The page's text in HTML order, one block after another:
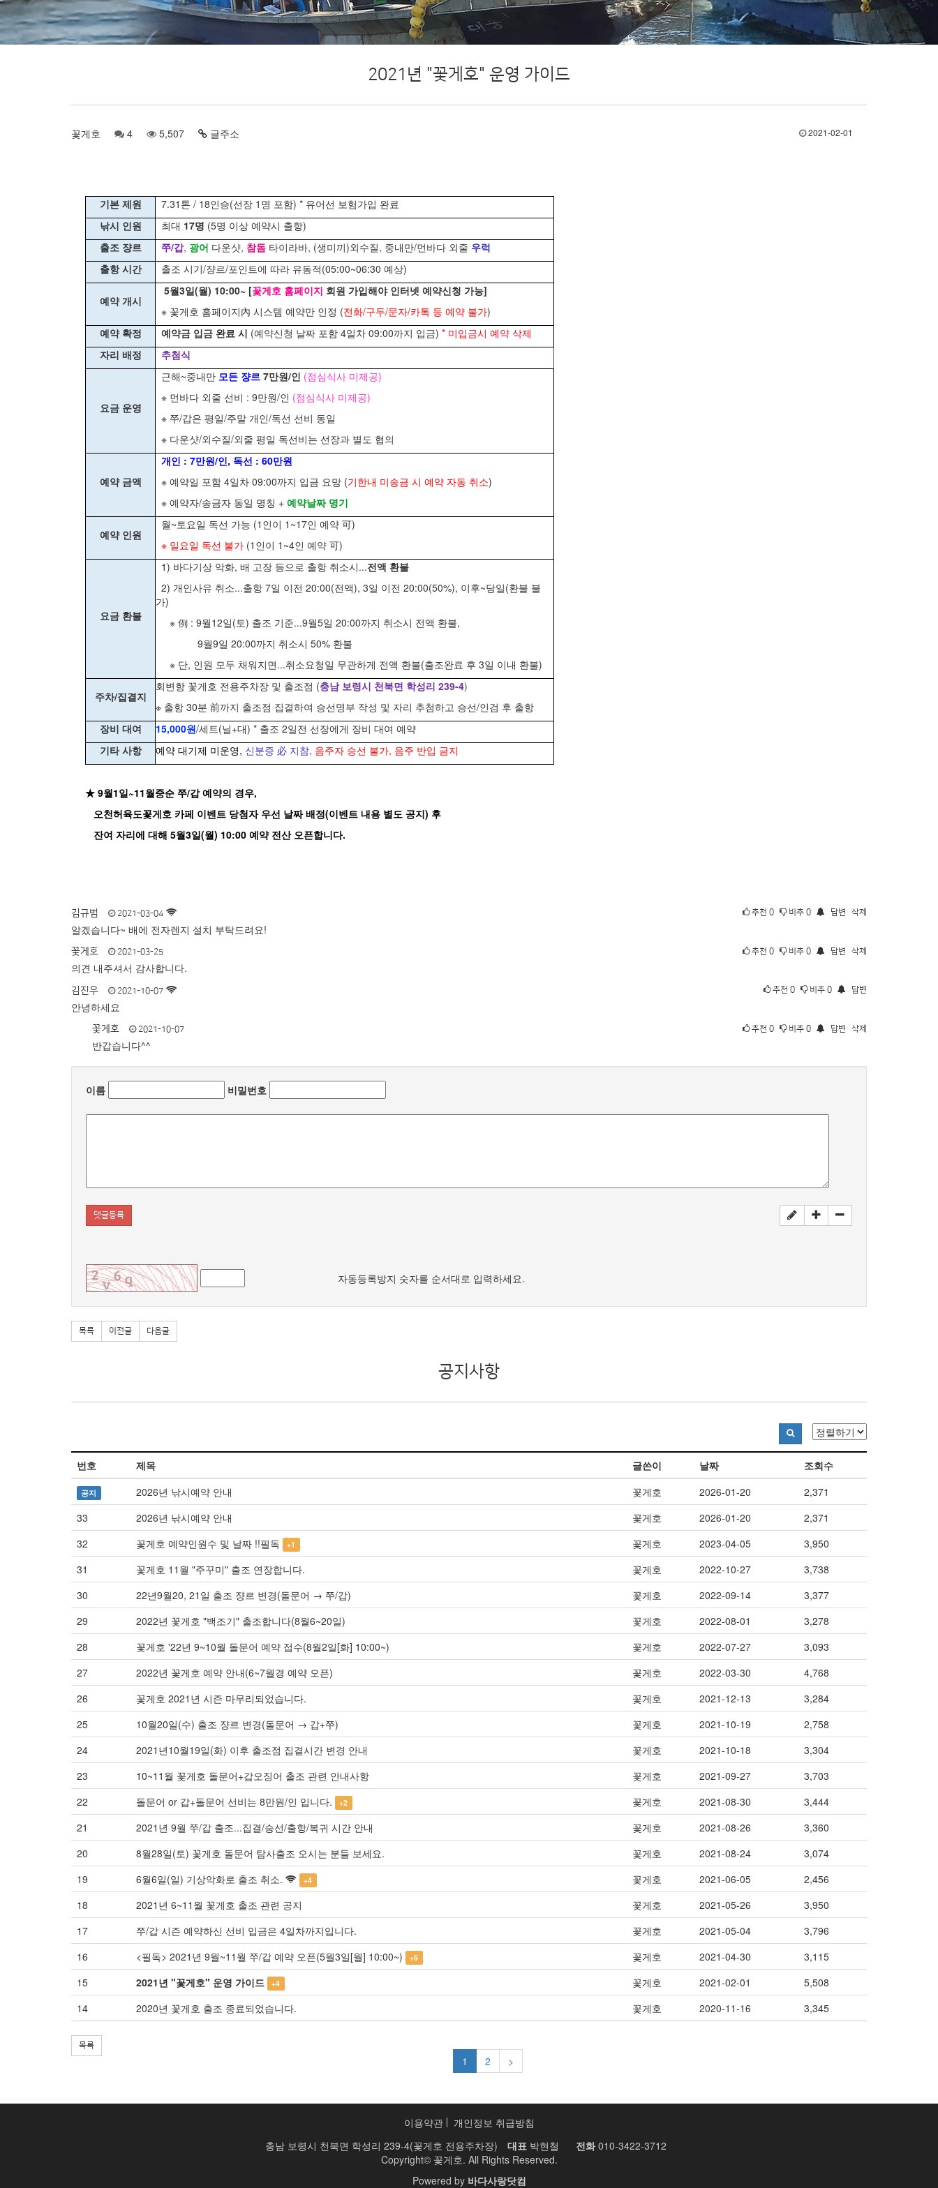
2021년 "꽃게호" 운영 가이드
꽃게호 4 5,507 글주소 2021-02-01
기본 제원
7.31톤 / 18인승(선장 1명 포함) * 유어선 보험가입 완료
낚시 인원
최대 17명 (5명 이상 예약시 출항)
출조 쟝르
쭈/갑, 광어 다운샷, 참돔 타이라바, (생미끼)외수질, 중내만/먼바다 외줄 우럭
출항 시간
출조 시기/쟝르/포인트에 따라 유동적(05:00~06:30 예상)
예약 개시
5월3일(월) 10:00~ [꽃게호 홈페이지 회원 가입해야 인터넷 예약신청 가능]
※ 꽃게호 홈페이지內 시스템 예약만 인정 (전화/구두/문자/카톡 등 예약 불가)
예약 확정
예약금 입금 완료 시 (예약신청 날짜 포함 4일차 09:00까지 입금) * 미입금시 예약 삭제
자리 배정
추첨식
요금 운영
근해~중내만 모든 쟝르 7만원/인 (점심식사 미제공)
※ 먼바다 외줄 선비 : 9만원/인 (점심식사 미제공)
※ 쭈/갑은 평일/주말 개인/독선 선비 동일
※ 다운샷/외수질/외줄 평일 독선비는 선장과 별도 협의
예약 금액
개인 : 7만원/인, 독선 : 60만원
※ 예약일 포함 4일차 09:00까지 입금 요망 (기한내 미송금 시 예약 자동 취소)
※ 예약자/송금자 동일 명칭 + 예약날짜 명기
예약 인원
월~토요일 독선 가능 (1인이 1~17인 예약 可)
※ 일요일 독선 불가 (1인이 1~4인 예약 可)
요금 환불
1) 바다기상 악화, 배 고장 등으로 출항 취소시...전액 환불
2) 개인사유 취소...출항 7일 이전 20:00(전액), 3일 이전 20:00(50%), 이후~당일(환불 불
가)
※ 例 : 9월12일(토) 출조 기준...9월5일 20:00까지 취소시 전액 환불,
9월9일 20:00까지 취소시 50% 환불
※ 단, 인원 모두 채워지면...취소요청일 무관하게 전액 환불(출조완료 후 3일 이내 환불)
주차/집결지
회변항 꽃게호 전용주차장 및 출조점 (충남 보령시 천북면 학성리 239-4)
※ 출항 30분 前까지 출조점 집결하여 승선명부 작성 및 자리 추첨하고 승선/인검 후 출항
장비 대여
15,000원/세트(닐+대) * 출조 2일전 선장에게 장비 대여 예약
기타 사항
예약 대기제 미운영, 신분증 必 지참, 음주자 승선 불가, 음주 반입 금지
★ 9월1일~11월중순 쭈/갑 예약의 경우,
오천허육도꽃게호 카페 이벤트 당첨자 우선 날짜 배정(이벤트 내용 별도 공지) 후
잔여 자리에 대해 5월3일(월) 10:00 예약 전산 오픈합니다.
김규범 2021-03-04 추천 0 비추 0 답변 삭제
알겠습니다~ 배에 전자렌지 설치 부탁드려요!
꽃게호 2021-03-25 추천 0 비추 0 답변 삭제
의견 내주셔서 감사합니다.
김진우 2021-10-07 추천 0 비추 0 답변
안녕하세요
꽃게호 2021-10-07 추천 0 비추 0 답변 삭제
반갑습니다^^
이름 비밀번호
댓글등록
자동등록방지 숫자를 순서대로 입력하세요.
목록 이전글 다음글
공지사항
번호 제목 글쓴이 날짜 조회수
공지 2026년 낚시예약 안내 꽃게호 2026-01-20
2,371
33
2026년 낚시예약 안내 꽃게호 2026-01-20
2,371
32
꽃게호 예약인원수 및 날짜 !!필독 +1 꽃게호 2023-04-05
3,950
31
꽃게호 11월 "주꾸미" 출조 연장합니다. 꽃게호 2022-10-27
3,738
30
22년9월20, 21일 출조 쟝르 변경(돌문어 → 쭈/갑) 꽃게호 2022-09-14
3,377
29
2022년 꽃게호 "백조기" 출조합니다(8월6~20일) 꽃게호 2022-08-01
3,278
28
꽃게호 '22년 9~10월 돌문어 예약 접수(8월2일[화] 10:00~) 꽃게호 2022-07-27
3,093
27
2022년 꽃게호 예약 안내(6~7월경 예약 오픈) 꽃게호 2022-03-30
4,768
26
꽃게호 2021년 시즌 마무리되었습니다. 꽃게호 2021-12-13
3,284
25
10월20일(수) 출조 쟝르 변경(돌문어 → 갑+쭈) 꽃게호 2021-10-19
2,758
24
2021년10월19일(화) 이후 출조점 집결시간 변경 안내 꽃게호 2021-10-18
3,304
23
10~11월 꽃게호 돌문어+갑오징어 출조 관련 안내사항 꽃게호 2021-09-27
3,703
22
돌문어 or 갑+돌문어 선비는 8만원/인 입니다. +2 꽃게호 2021-08-30
3,444
21
2021년 9월 쭈/갑 출조...집결/승선/출항/복귀 시간 안내 꽃게호 2021-08-26
3,360
20
8월28일(토) 꽃게호 돌문어 탐사출조 오시는 분들 보세요. 꽃게호 2021-08-24
3,074
19
6월6일(일) 기상악화로 출조 취소. +4 꽃게호 2021-06-05
2,456
18
2021년 6~11월 꽃게호 출조 관련 공지 꽃게호 2021-05-26
3,950
17
쭈/갑 시즌 예약하신 선비 입금은 4일차까지입니다. 꽃게호 2021-05-04
3,796
16
<필독> 2021년 9월~11월 쭈/갑 예약 오픈(5월3일[월] 10:00~) +5 꽃게호 2021-04-30
3,115
15
2021년 "꽃게호" 운영 가이드 +4 꽃게호 2021-02-01
5,508
14
2020년 꽃게호 출조 종료되었습니다. 꽃게호 2020-11-16 3,345
목록
1 2 >
이용약관
개인정보 취급방침
충남 보령시 천북면 학성리 239-4(꽃게호 전용주차장)
대표박현철 전화010-3422-3712
Copyright© 꽃게호. All Rights Reserved.
Powered by 바다사랑닷컴